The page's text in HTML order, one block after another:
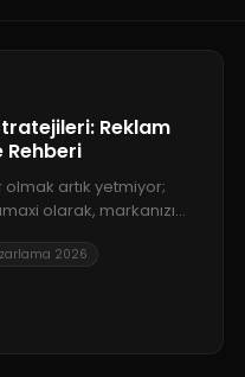
Reklam
Rehberi
olmak artık yetmiyor;
olarak, markanızı
derinlemesine
2026